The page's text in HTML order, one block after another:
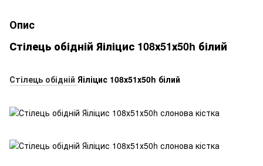
Опис
Стілець обідній Яіліцис 108х51х50h білий
Стілець обідній Яіліцис 108х51х50h білий